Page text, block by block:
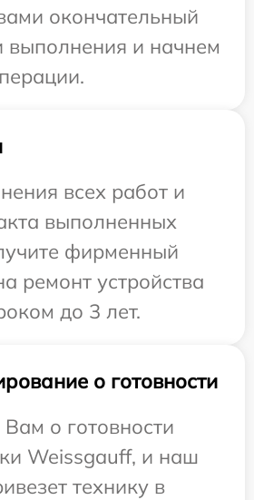
окончательный
выполнения и начнем
всех работ и
выполненных
фирменный
ремонт устройства
до 3 лет.
о готовности
о готовности
Weissgauff, и наш
технику в